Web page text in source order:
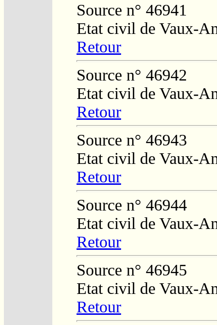
Source n° 46941
Etat civil de Vaux-
Retour
Source n° 46942
Etat civil de Vaux-
Retour
Source n° 46943
Etat civil de Vaux-
Retour
Source n° 46944
Etat civil de Vaux-
Retour
Source n° 46945
Etat civil de Vaux-
Retour